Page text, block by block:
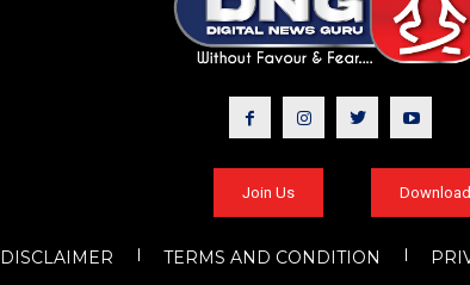
Join Us
DISCLAIMER TERMS AND CONDITION